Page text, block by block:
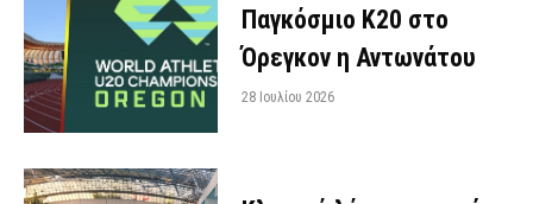
Παγκόσμιο Κ20 στο
Όρεγκον η Αντωνάτου
28 Ιουλίου 2026